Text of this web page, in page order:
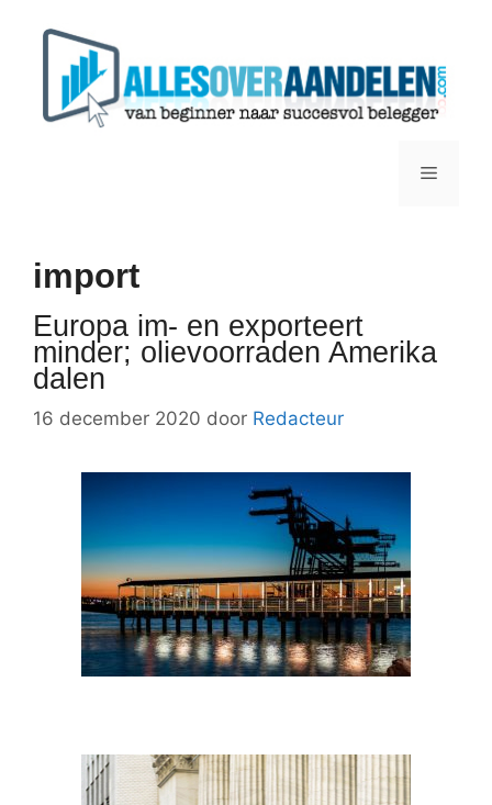
Menu
import
Europa im- en exporteert
minder; olievoorraden Amerika
dalen
16 december 2020 door Redacteur